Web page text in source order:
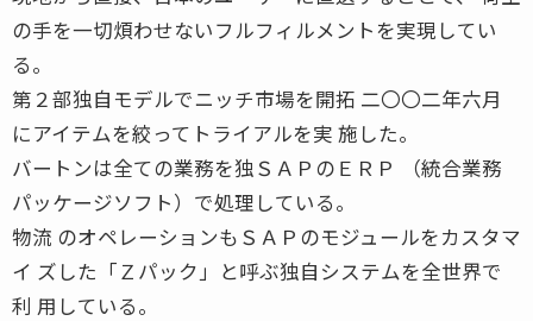
の手を一切煩わせないフルフィルメントを実現してい
る。
第２部独自モデルでニッチ市場を開拓 二〇〇二年六月
にアイテムを絞ってトライアルを実 施した。
バートンは全ての業務を独ＳＡＰのＥＲＰ （統合業務
パッケージソフト）で処理している。
物流 のオペレーションもＳＡＰのモジュールをカスタマ
イ ズした「Ｚパック」と呼ぶ独自システムを全世界で
利 用している。